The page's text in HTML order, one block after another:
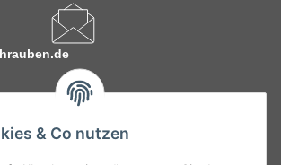
& Co nutzen